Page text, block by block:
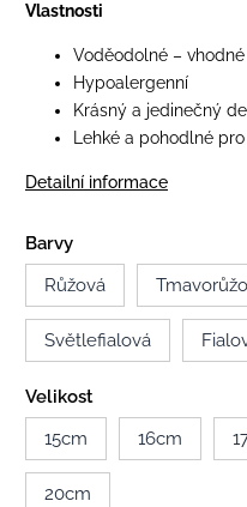
Vlastnosti
Voděodolné –
Hypoalergenní
Krásný a jedinečný
Lehké a pohodlné
Detailní informace
Barvy
Růžová
Světlefialová
Velikost
15cm
16cm
20cm